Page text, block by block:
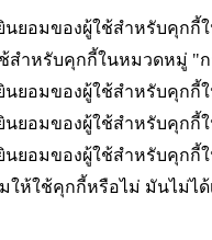
ยอมของผู้ใช้สำหรับคุกกี้
สำหรับคุกกี้ในหมวดหมู่ "
ยอมของผู้ใช้สำหรับคุกกี้
นยอมของผู้ใช้สำหรับคุกกี้
นยอมของผู้ใช้สำหรับคุก
ให้ใช้คุกกี้หรือไม่ มันไม่ไ